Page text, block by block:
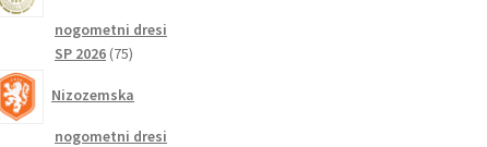
nogometni dresi
SP 2026 7575
Nizozemska
nogometni dresi